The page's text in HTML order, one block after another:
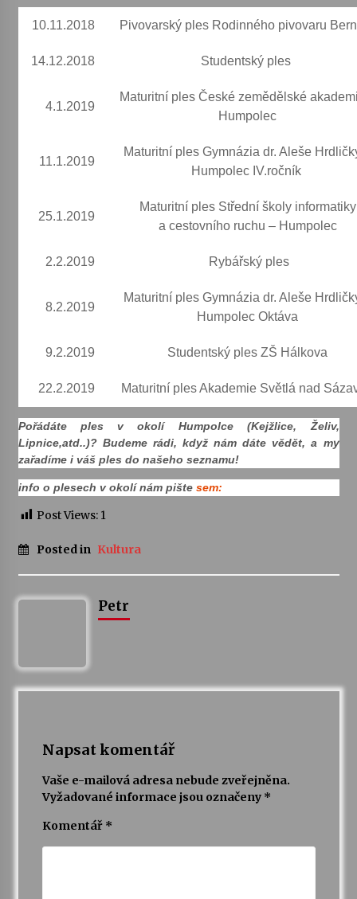
Votavžatský ploty
Letní koncerty ve Stromovce: Rufus Miller
Za kulturou kousek za Humpolec. V Želivě ožije
13. 7. 2026
Varhanní recitál Michala Novenka v Klášteře
Želiv
3. 7. 2026
Petr Adamec – Malovaný svět
30. 6. 2026
10.11.2018 Pivovarský ples Rodinného pivovaru
14.12.2018 Studentský ples
4.1.2019
Maturitní ples České zemědělské
Humpolec
11.1.2019
Maturitní ples Gymnázia dr. Aleše
Humpolec IV.ročník
25.1.2019
Maturitní ples Střední školy informatiky
a cestovního ruchu – Humpolec
2.2.2019 Rybářský ples
8.2.2019
Maturitní ples Gymnázia dr. Aleše
Humpolec Oktáva
9.2.2019 Studentský ples ZŠ Hálkova
22.2.2019 Maturitní ples Akademie Světlá nad
Pořádáte ples v okolí Humpolce (Kejžlice, Želiv,
Lipnice,atd..)? Budeme rádi, když nám dáte vědět, a my
zařadíme i váš ples do našeho seznamu!
info o plesech v okolí nám pište sem:
Post Views: 1
Posted in Kultura
Petr
Napsat komentář
Vaše e-mailová adresa nebude zveřejněna.
Vyžadované informace jsou označeny *
Komentář *